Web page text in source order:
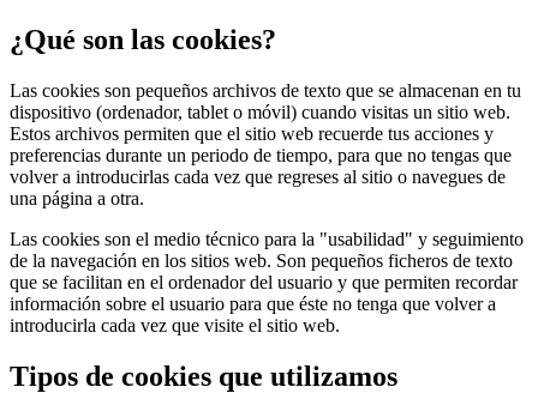
¿Qué son las cookies?
Las cookies son pequeños archivos de texto que se almacenan en tu
dispositivo (ordenador, tablet o móvil) cuando visitas un sitio web.
Estos archivos permiten que el sitio web recuerde tus acciones y
preferencias durante un periodo de tiempo, para que no tengas que
volver a introducirlas cada vez que regreses al sitio o navegues de
una página a otra.
Las cookies son el medio técnico para la "usabilidad" y seguimiento
de la navegación en los sitios web. Son pequeños ficheros de texto
que se facilitan en el ordenador del usuario y que permiten recordar
información sobre el usuario para que éste no tenga que volver a
introducirla cada vez que visite el sitio web.
Tipos de cookies que utilizamos